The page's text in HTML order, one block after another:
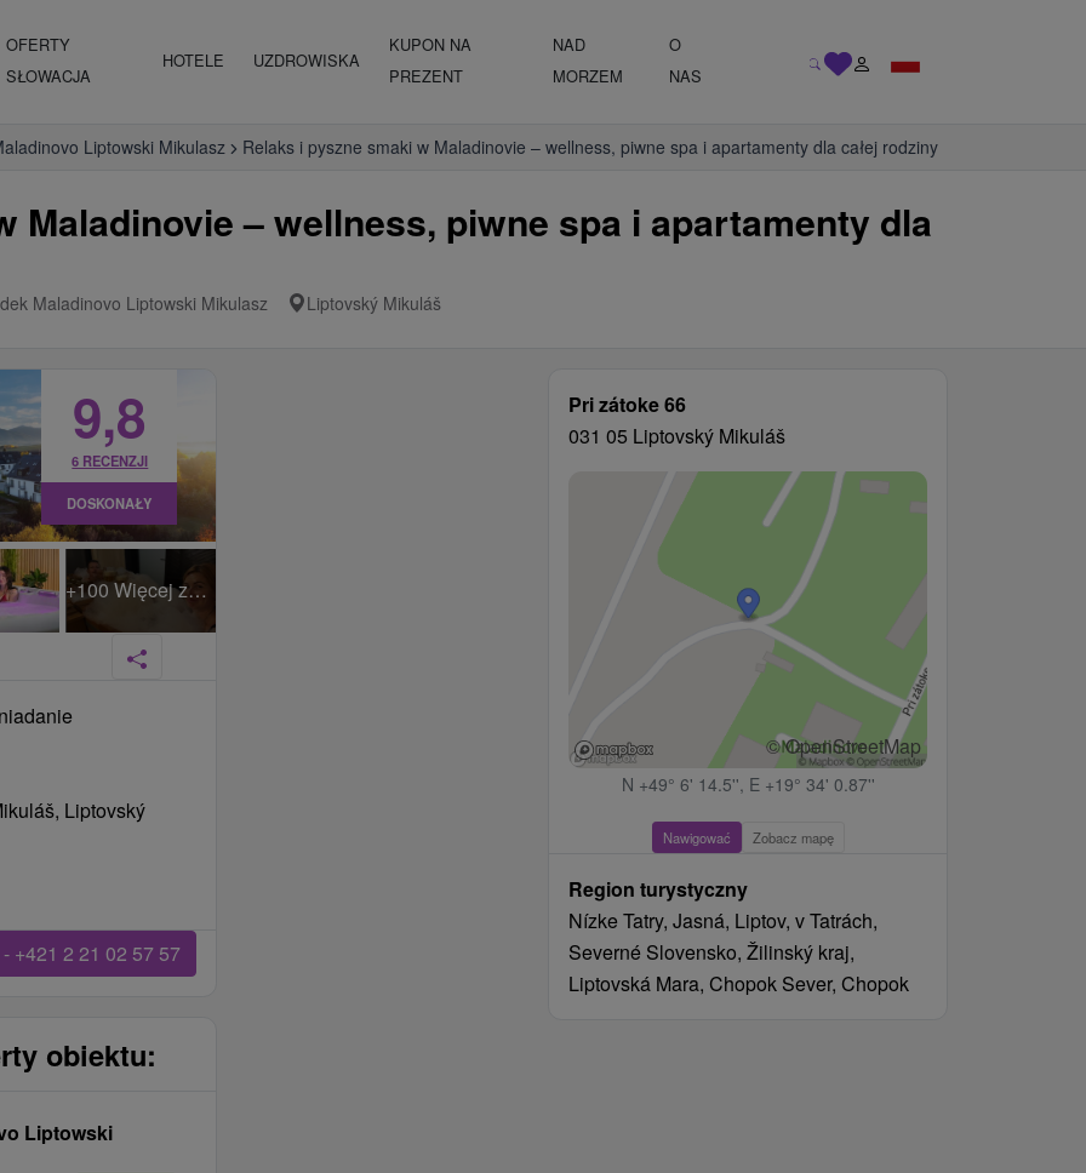
OFERTY
SŁOWACJA
HOTELE UZDROWISKA
KUPON NA
PREZENT
NAD
MORZEM
O
NAS
Liptowski Mikulasz Relaks i pyszne smaki w Maladinovie – wellness, piwne spa i apartamenty dla całej rodziny
Maladinovie – wellness, piwne spa i apartamenty dla
Maladinovo Liptowski Mikulasz Liptovský Mikuláš
Pri zátoke 66
031 05 Liptovský Mikuláš
© OpenStreetMap
N +49° 6' 14.5'', E +19° 34' 0.87''
Nawigować Zobacz mapę
Region turystyczny
Nízke Tatry, Jasná, Liptov, v Tatrách,
Severné Slovensko, Žilinský kraj,
Liptovská Mara, Chopok Sever, Chopok
+100 Więcej zdjęć
9,8
6 RECENZJI
DOSKONAŁY
Liptovský
+421 2 21 02 57 57
obiektu:
Liptowski